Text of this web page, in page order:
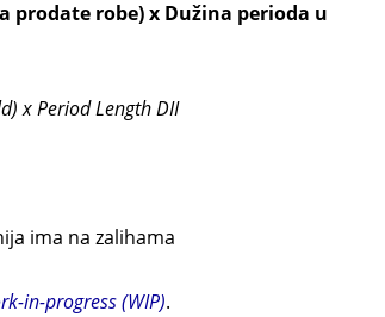
prodate robe) x Dužina perioda u
x Period Length DII
ima na zalihama
in-progress (WIP).